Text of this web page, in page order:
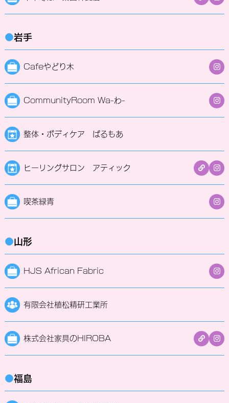
●岩手
Cafeやどり木
CommunityRoom Wa-わ-
整体・ボディケア ぱるもあ
ヒーリングサロン アティック
喫茶緑青
●山形
HJS African Fabric
有限会社植松精研工業所
株式会社家具のHIROBA
●福島